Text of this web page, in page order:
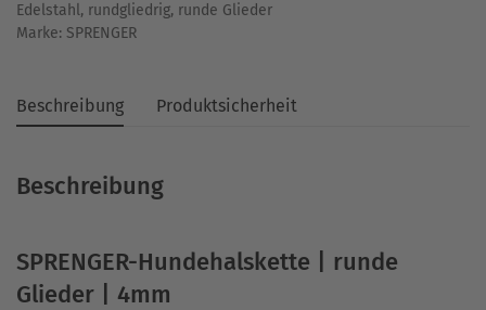
Edelstahl, rundgliedrig, runde Glieder
Marke: SPRENGER
Beschreibung Produktsicherheit
Beschreibung
SPRENGER-Hundehalskette | runde
Glieder | 4mm